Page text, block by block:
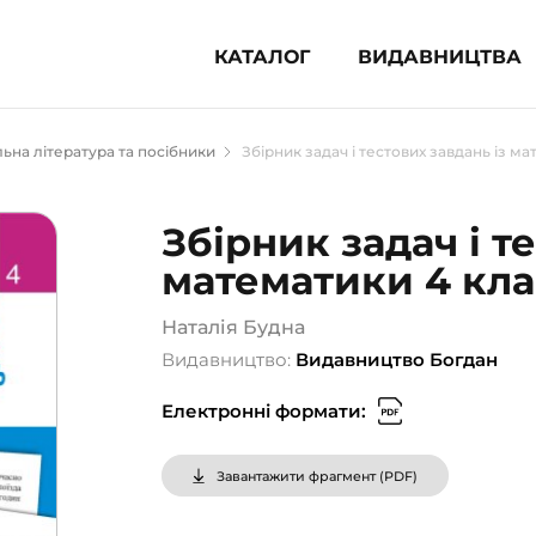
КАТАЛОГ ВИДАВНИЦТВА
література (1854)
для підлітків (240)
популярна література (1015)
література та посібники
довідники, словники
сертифікати (1)
література та посібники Збірник задач і тестових завдань із
Збірник задач і
математики 4
Наталія Будна
Видавництво: Видавництво Богдан
Електронні формати:
Завантажити фрагмент (PDF)